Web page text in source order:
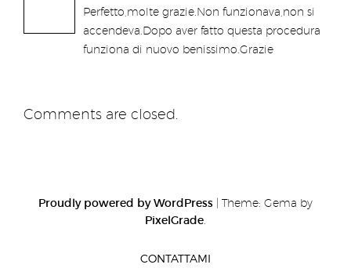
Perfetto,molte grazie.Non funzionava,non si
accendeva.Dopo aver fatto questa procedura
funziona di nuovo benissimo.Grazie
Comments are closed.
Proudly powered by WordPress Theme: Gema by
PixelGrade
CONTATTAMI